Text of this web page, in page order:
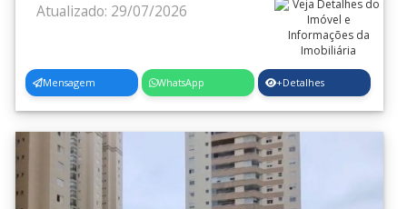
Atualizado: 29/07/2026
Mensagem WhatsApp +Detalhes